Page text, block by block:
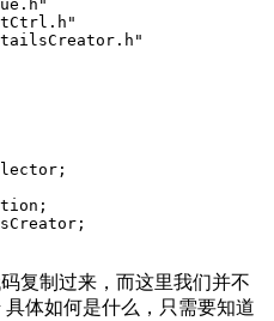
复制过来，而这里我们并不
具体如何是什么，只需要知道